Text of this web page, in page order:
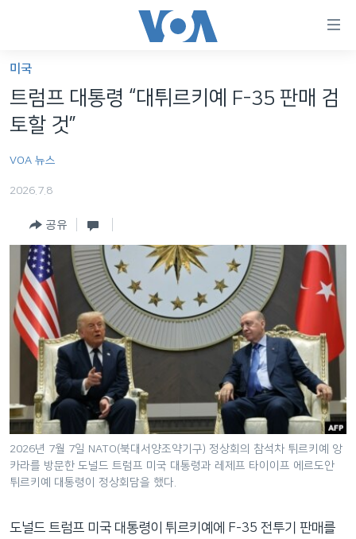
가
능
링
인
게
션
으
동
세계
라디오
프로그램
주파수 안내
언어 선택
미국
트럼프 대통령 “대튀르키예 F-35 판매 검
토할 것”
VOA 뉴스
2026.7.8
공유
2026년 7월 7일 NATO(북대서양조약기구) 정상회의 참석차 튀르키예 앙
카라를 방문한 도널드 트럼프 미국 대통령과 레제프 타이이프 에르도안
튀르키예 대통령이 정상회담을 했다.
도널드 트럼프 미국 대통령이 튀르키예에 F-35 전투기 판매를